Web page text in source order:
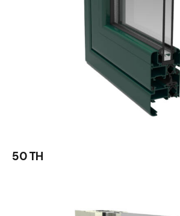
50 TH